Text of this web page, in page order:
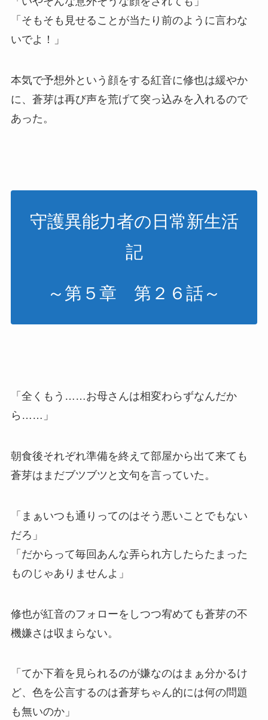
「そもそも見せることが当たり前のように言わな
いでよ！」
本気で予想外という顔をする紅音に修也は緩やか
に、蒼芽は再び声を荒げて突っ込みを入れるので
あった。
守護異能力者の日常新生活
記
～第５章 第２６話～
「全くもう……お母さんは相変わらずなんだか
ら……」
朝食後それぞれ準備を終えて部屋から出て来ても
蒼芽はまだブツブツと文句を言っていた。
「まぁいつも通りってのはそう悪いことでもない
だろ」
「だからって毎回あんな弄られ方したらたまった
ものじゃありませんよ」
修也が紅音のフォローをしつつ宥めても蒼芽の不
機嫌さは収まらない。
「てか下着を見られるのが嫌なのはまぁ分かるけ
ど、色を公言するのは蒼芽ちゃん的には何の問題
も無いのか」